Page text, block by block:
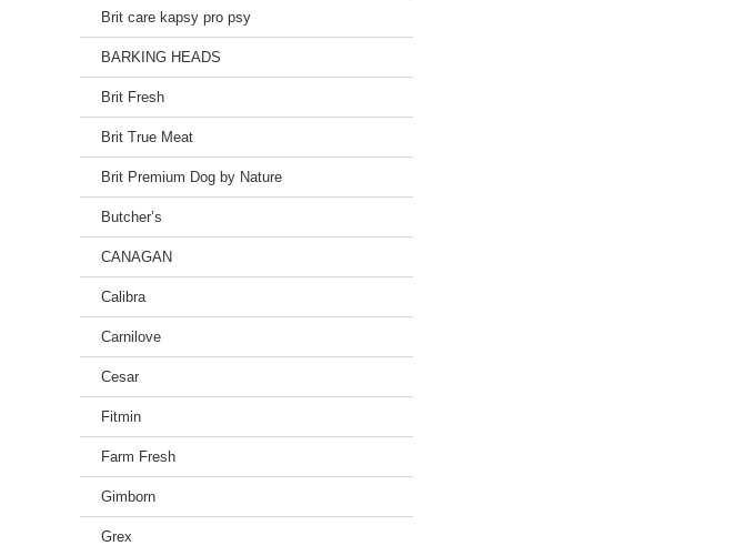
Brit care kapsy pro psy
BARKING HEADS
Brit Fresh
Brit True Meat
Brit Premium Dog by Nature
Butcher’s
CANAGAN
Calibra
Carnilove
Cesar
Fitmin
Farm Fresh
Gimborn
Grex